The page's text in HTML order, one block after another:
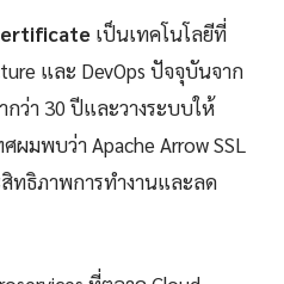
เป็นเทคโนโลยีที่
และ DevOps ปัจจุบันจาก
ว่า 30 ปีและวางระบบให้
ผมพบว่า Apache Arrow SSL
ทธิภาพการทำงานและลด